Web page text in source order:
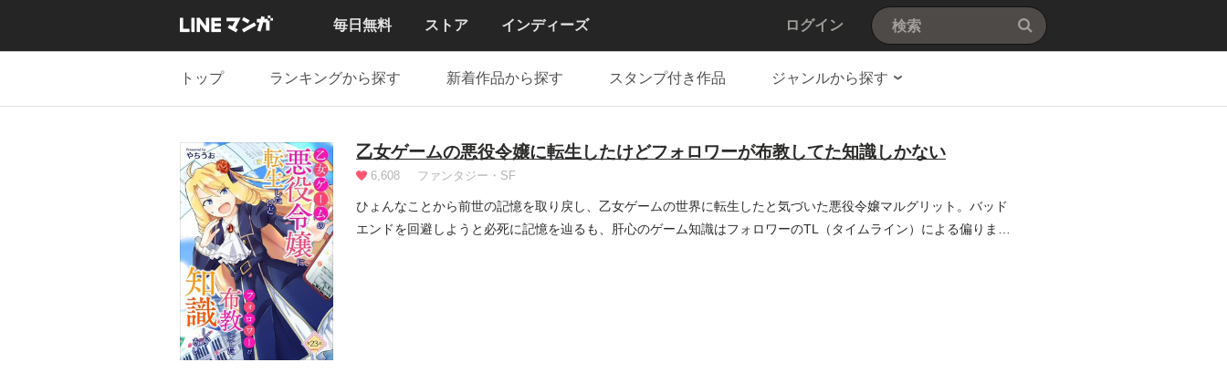
毎日無料 ストア インディーズ ログイン
トップ ランキングから探す 新着作品から探す スタンプ付き作品 ジャンルから探す
乙女ゲームの悪役令嬢に転生したけどフォロワーが布教してた知識しかない
6,608 ファンタジー・SF
ひょんなことから前世の記憶を取り戻し、乙女ゲームの世界に転生したと気づいた悪役令嬢マルグリット。バッド
エンドを回避しようと必死に記憶を辿るも、肝心のゲーム知識はフォロワーのTL（タイムライン）による偏りまく